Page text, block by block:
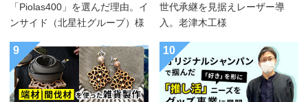
「Piolas400」を選んだ理由。イ
ンサイド（北星社グループ）様
世代承継を見据えレーザー導
入。老津木工様
9 10